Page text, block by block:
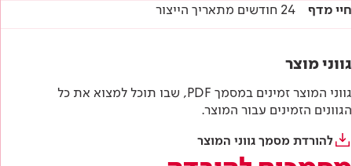
חיי מדף
24 חודשים מתאריך הייצור
גווני מוצר
גווני המוצר זמינים במסמך PDF, שבו תוכל למצוא את כל
הגוונים הזמינים עבור המוצר.
להורדת מסמך גווני המוצר